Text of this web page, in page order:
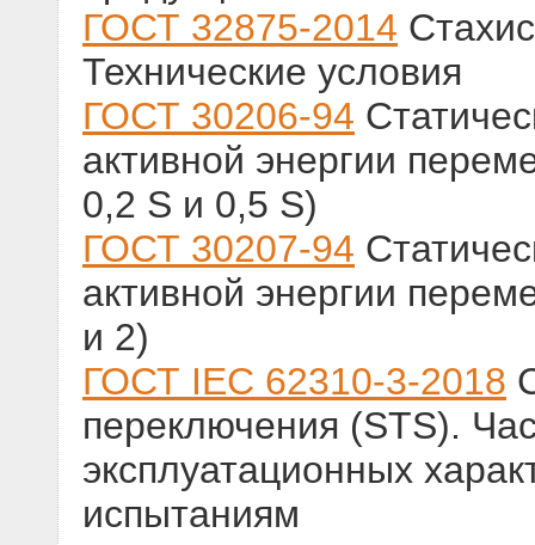
ГОСТ 32875-2014
Технические условия
ГОСТ 30206-94
активной энергии
0,2 S и 0,5 S)
ГОСТ 30207-94
активной энергии
и 2)
ГОСТ IEC 62310-3-2018
переключения (STS).
эксплуатационных
испытаниям